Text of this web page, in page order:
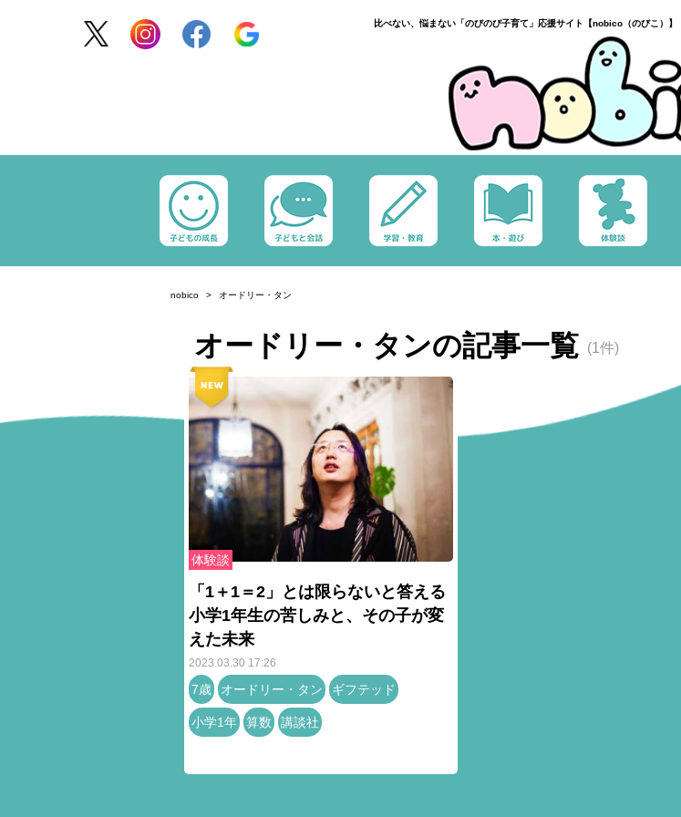
比べない、悩まない「のびのび子育て」応援サイト【nobico（のびこ
nobico オードリー・タン
オードリー・タンの記事一覧 (1件)
体験談
「1＋1＝2」とは限らないと答える
小学1年生の苦しみと、その子が変
えた未来
2023.03.30 17:26
7歳 オードリー・タン ギフテッド
小学1年 算数 講談社